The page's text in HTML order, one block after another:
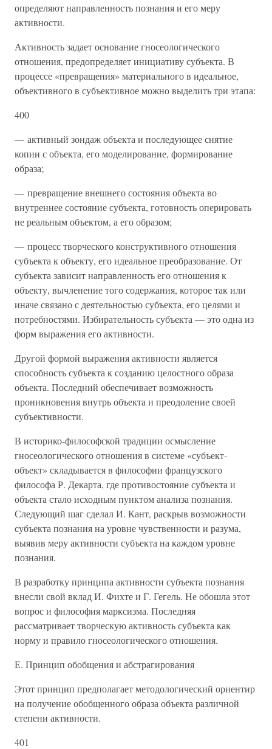
определяют направленность познания и его меру
активности.
Активность задает основание гносеологического
отношения, предопределяет инициативу субъекта. В
процессе «превращения» материального в идеальное,
объективного в субъективное можно выделить три этапа:
400
— активный зондаж объекта и последующее снятие
копии с объекта, его моделирование, формирование
образа;
— превращение внешнего состояния объекта во
внутреннее состояние субъекта, готовность оперировать
не реальным объектом, а его образом;
— процесс творческого конструктивного отношения
субъекта к объекту, его идеальное преобразование. От
субъекта зависит направленность его отношения к
объекту, вычленение того содержания, которое так или
иначе связано с деятельностью субъекта, его целями и
потребностями. Избирательность субъекта — это одна из
форм выражения его активности.
Другой формой выражения активности является
способность субъекта к созданию целостного образа
объекта. Последний обеспечивает возможность
проникновения внутрь объекта и преодоление своей
субъективности.
В историко-философской традиции осмысление
гносеологического отношения в системе «субъект-
объект» складывается в философии французского
философа Р. Декарта, где противостояние субъекта и
объекта стало исходным пунктом анализа познания.
Следующий шаг сделал И. Кант, раскрыв возможности
субъекта познания на уровне чувственности и разума,
выявив меру активности субъекта на каждом уровне
познания.
В разработку принципа активности субъекта познания
внесли свой вклад И. Фихте и Г. Гегель. Не обошла этот
вопрос и философия марксизма. Последняя
рассматривает творческую активность субъекта как
норму и правило гносеологического отношения.
Е. Принцип обобщения и абстрагирования
Этот принцип предполагает методологический ориентир
на получение обобщенного образа объекта различной
степени активности.
401